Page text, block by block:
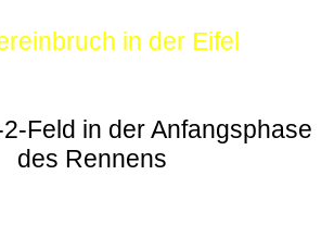
in der Eifel
Feld in der Anfangsphase
des Rennens